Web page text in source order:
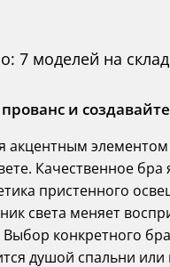
7 моделей на
и
акцентным
Качественное
пристенного
света меняет
Выбор конкретного
душой спальни